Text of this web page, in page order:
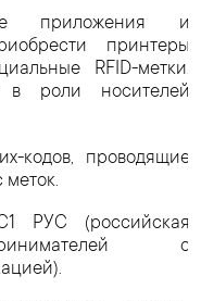
приложения и
принтеры
RFID-метки.
роли носителей
кодов, проводящие
РУС (российская
с